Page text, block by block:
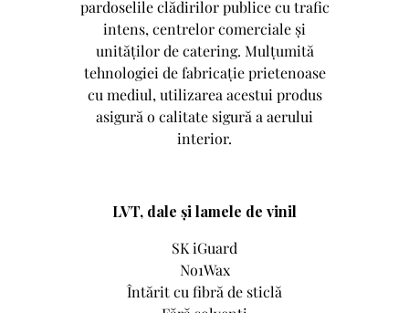
pardoselile clădirilor publice cu trafic
intens, centrelor comerciale și
unităților de catering. Mulțumită
tehnologiei de fabricație prietenoase
cu mediul, utilizarea acestui produs
asigură o calitate sigură a aerului
interior.
LVT, dale și lamele de vinil
SK iGuard
No1Wax
Întărit cu fibră de sticlă